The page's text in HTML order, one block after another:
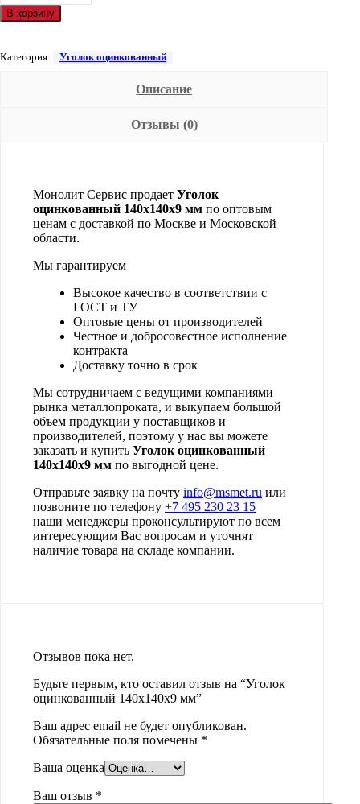
В корзину
Категория: Уголок оцинкованный
Описание
Отзывы (0)
Монолит Сервис продает Уголок
оцинкованный 140х140х9 мм по оптовым
ценам с доставкой по Москве и Московской
области.
Мы гарантируем
Высокое качество в соответствии с
ГОСТ и ТУ
Оптовые цены от производителей
Честное и добросовестное исполнение
контракта
Доставку точно в срок
Мы сотрудничаем с ведущими компаниями
рынка металлопроката, и выкупаем большой
объем продукции у поставщиков и
производителей, поэтому у нас вы можете
заказать и купить Уголок оцинкованный
140х140х9 мм по выгодной цене.
Отправьте заявку на почту info@msmet.ru или
позвоните по телефону +7 495 230 23 15
наши менеджеры проконсультируют по всем
интересующим Вас вопросам и уточнят
наличие товара на складе компании.
Отзывов пока нет.
Будьте первым, кто оставил отзыв на “Уголок
оцинкованный 140х140х9 мм”
Ваш адрес email не будет опубликован.
Обязательные поля помечены *
Ваша оценка
Ваш отзыв *